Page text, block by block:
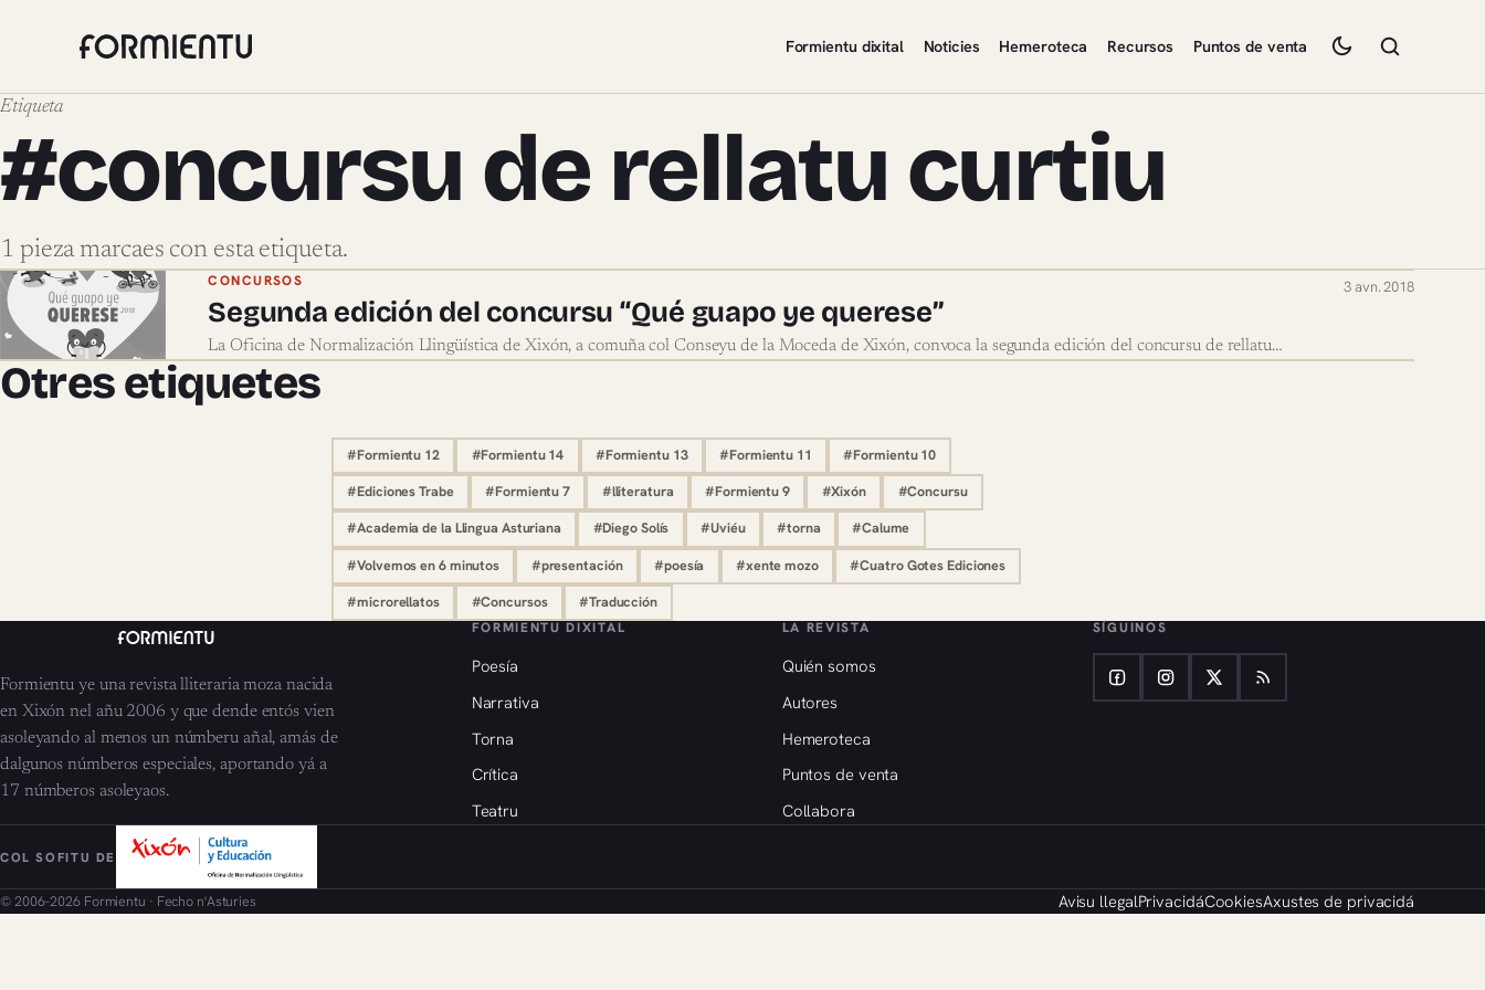
Formientu dixital Noticies Hemeroteca Recursos Puntos de venta
Etiqueta
#concursu de rellatu curtiu
1 pieza marcaes con esta etiqueta.
Pieces marcaes con #concursu de rellatu curtiu
CONCURSOS
Segunda edición del concursu “Qué guapo ye querese”
La Oficina de Normalización Llingüística de Xixón, a comuña col Conseyu de la Moceda de Xixón, convoca la segunda edición del concursu de rellatu…
3 avn. 2018
Otres etiquetes
#Formientu 12 #Formientu 14 #Formientu 13 #Formientu 11 #Formientu 10
#Ediciones Trabe #Formientu 7 #lliteratura #Formientu 9 #Xixón #Concursu
#Academia de la Llingua Asturiana #Diego Solís #Uviéu #torna #Calume
#Volvemos en 6 minutos #presentación #poesía #xente mozo #Cuatro Gotes Ediciones
#microrellatos #Concursos #Traducción
Formientu ye una revista lliteraria moza nacida
en Xixón nel añu 2006 y que dende entós vien
asoleyando al menos un númberu añal, amás de
dalgunos númberos especiales, aportando yá a
17 númberos asoleyaos.
FORMIENTU DIXITAL
Poesía
Narrativa
Torna
Crítica
Teatru
LA REVISTA
Quién somos
Autores
Hemeroteca
Puntos de venta
Collabora
SÍGUINOS
COL SOFITU DE
© 2006–2026 Formientu · Fecho n'Asturies Avisu llegalPrivacidáCookiesAxustes de privacidá